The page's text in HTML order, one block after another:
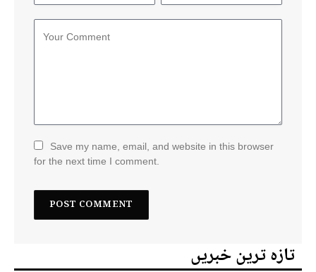
Save my name, email, and website in this browser
for the next time I comment.
تازہ ترین خبریں